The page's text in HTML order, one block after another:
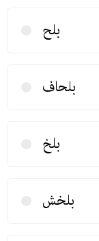
بلح
بلحاف
بلخ
بلخش